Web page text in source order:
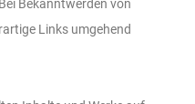
Bekanntwerden von
Links umgehend